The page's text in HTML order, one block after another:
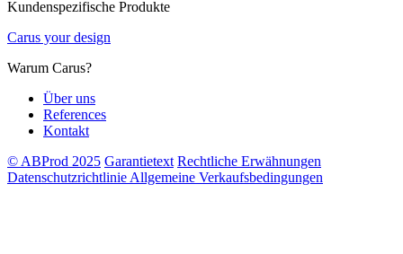
Kundenspezifische Produkte
Carus your design
Warum Carus?
Über uns
References
Kontakt
© ABProd 2025 Garantietext Rechtliche Erwähnungen
Datenschutzrichtlinie Allgemeine Verkaufsbedingungen